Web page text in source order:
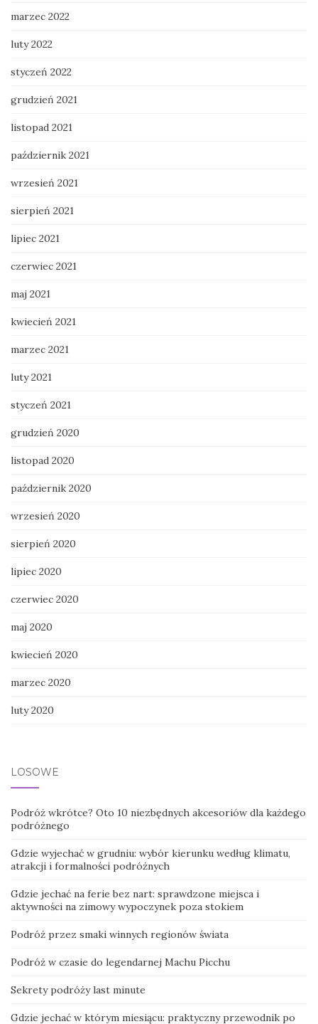
marzec 2022
luty 2022
styczeń 2022
grudzień 2021
listopad 2021
październik 2021
wrzesień 2021
sierpień 2021
lipiec 2021
czerwiec 2021
maj 2021
kwiecień 2021
marzec 2021
luty 2021
styczeń 2021
grudzień 2020
listopad 2020
październik 2020
wrzesień 2020
sierpień 2020
lipiec 2020
czerwiec 2020
maj 2020
kwiecień 2020
marzec 2020
luty 2020
LOSOWE
Podróż wkrótce? Oto 10 niezbędnych akcesoriów dla każdego
podróżnego
Gdzie wyjechać w grudniu: wybór kierunku według klimatu,
atrakcji i formalności podróżnych
Gdzie jechać na ferie bez nart: sprawdzone miejsca i
aktywności na zimowy wypoczynek poza stokiem
Podróż przez smaki winnych regionów świata
Podróż w czasie do legendarnej Machu Picchu
Sekrety podróży last minute
Gdzie jechać w którym miesiącu: praktyczny przewodnik po